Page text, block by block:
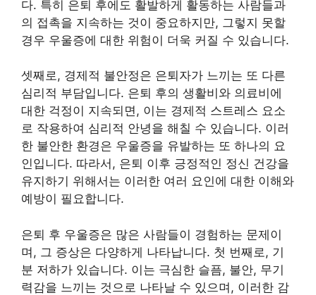
다. 특히 은퇴 후에도 활발하게 활동하는 사람들과
의 접촉을 지속하는 것이 중요하지만, 그렇지 못할
경우 우울증에 대한 위험이 더욱 커질 수 있습니다.
셋째로, 경제적 불안정은 은퇴자가 느끼는 또 다른
심리적 부담입니다. 은퇴 후의 생활비와 의료비에
대한 걱정이 지속되면, 이는 경제적 스트레스 요소
로 작용하여 심리적 안녕을 해칠 수 있습니다. 이러
한 불안한 환경은 우울증을 유발하는 또 하나의 요
인입니다. 따라서, 은퇴 이후 긍정적인 정신 건강을
유지하기 위해서는 이러한 여러 요인에 대한 이해와
예방이 필요합니다.
은퇴 후 우울증은 많은 사람들이 경험하는 문제이
며, 그 증상은 다양하게 나타납니다. 첫 번째로, 기
분 저하가 있습니다. 이는 극심한 슬픔, 불안, 무기
력감을 느끼는 것으로 나타날 수 있으며, 이러한 감